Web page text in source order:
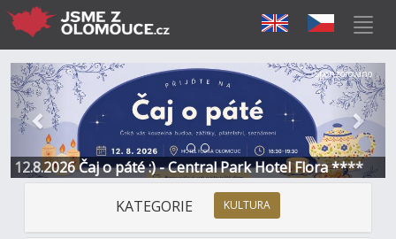
12.8.2026 Čaj o páté :) - Central Park Hotel Flora ****
Předchozí Další
Sponzorováno
KATEGORIE KULTURA